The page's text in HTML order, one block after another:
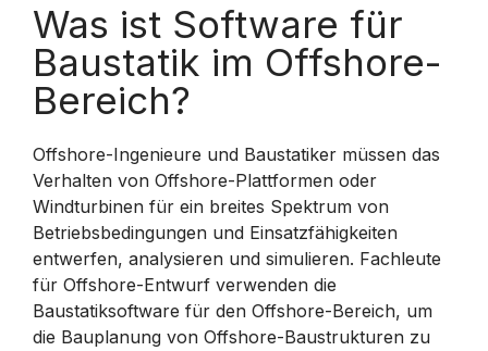
Was ist Software für
Baustatik im Offshore-
Bereich?
Offshore-Ingenieure und Baustatiker müssen das
Verhalten von Offshore-Plattformen oder
Windturbinen für ein breites Spektrum von
Betriebsbedingungen und Einsatzfähigkeiten
entwerfen, analysieren und simulieren. Fachleute
für Offshore-Entwurf verwenden die
Baustatiksoftware für den Offshore-Bereich, um
die Bauplanung von Offshore-Baustrukturen zu